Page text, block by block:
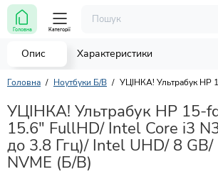
Головна Категорії
Головна Ноутбуки Б/В УЦІНКА! Ультрабук HP
УЦІНКА! Ультрабук HP 15-
15.6" FullHD/ Intel Core i3
до 3.8 Ггц)/ Intel UHD/ 8
NVME (Б/В)
Опис Характеристики